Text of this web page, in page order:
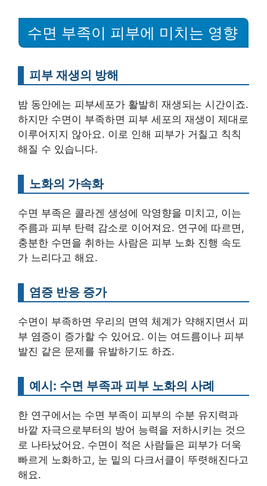
수면 부족이 피부에 미치는 영향
피부 재생의 방해
밤 동안에는 피부세포가 활발히 재생되는 시간이죠.
하지만 수면이 부족하면 피부 세포의 재생이 제대로
이루어지지 않아요. 이로 인해 피부가 거칠고 칙칙
해질 수 있습니다.
노화의 가속화
수면 부족은 콜라겐 생성에 악영향을 미치고, 이는
주름과 피부 탄력 감소로 이어져요. 연구에 따르면,
충분한 수면을 취하는 사람은 피부 노화 진행 속도
가 느리다고 해요.
염증 반응 증가
수면이 부족하면 우리의 면역 체계가 약해지면서 피
부 염증이 증가할 수 있어요. 이는 여드름이나 피부
발진 같은 문제를 유발하기도 하죠.
예시: 수면 부족과 피부 노화의 사례
한 연구에서는 수면 부족이 피부의 수분 유지력과
바깥 자극으로부터의 방어 능력을 저하시키는 것으
로 나타났어요. 수면이 적은 사람들은 피부가 더욱
빠르게 노화하고, 눈 밑의 다크서클이 뚜렷해진다고
해요.